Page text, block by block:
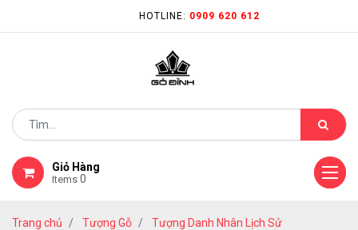
HOTLINE: 0909 620 612
Giỏ Hàng
Items 0
Trang chủ Tượng Gỗ
Tượng Danh Nhân Lịch Sử